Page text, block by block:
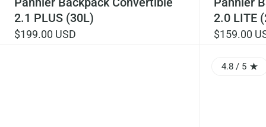
2.1 PLUS (30L)
$199.00 USD
2.0 LITE
$159.00
RATING:
4.8 / 5